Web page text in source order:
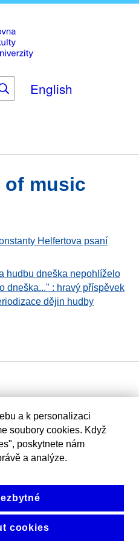
to
main
content
English
Helfertova psaní
hudbu dneška nepohlíželo
dneška..." : hravý příspěvek
dějin hudby
a k personalizaci
soubory cookies. Když
poskytnete nám
a analýze.
cookies